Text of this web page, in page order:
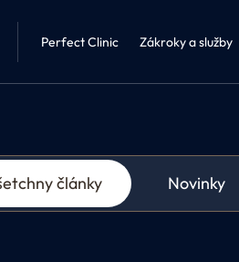
Perfect Clinic
Perfect Clinic Liberec
Zákroky a služby
Kosmetika
články Novinky